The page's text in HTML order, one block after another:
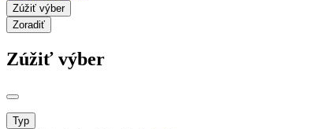
Zúžiť výber
Zoradiť
Zúžiť výber
Typ